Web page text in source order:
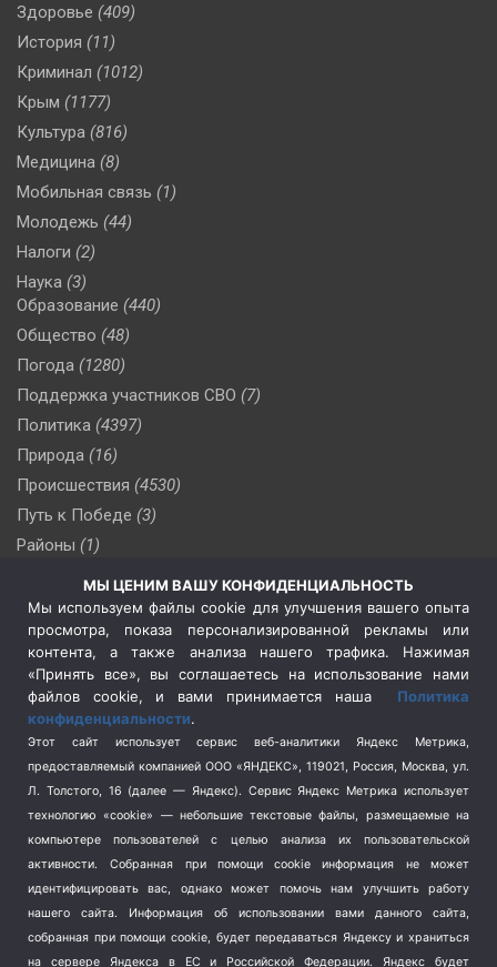
Здоровье (409)
История (11)
Криминал (1012)
Крым (1177)
Культура (816)
Медицина (8)
Мобильная связь (1)
Молодежь (44)
Налоги (2)
Наука (3)
Образование (440)
Общество (48)
Погода (1280)
Поддержка участников СВО (7)
Политика (4397)
Природа (16)
Происшествия (4530)
Путь к Победе (3)
Районы (1)
Сельское хозяйство (3)
Социальная политика
(3)
Спецоперация в Украине
Спецоперация на Украине
(404)
Спорт (740)
Терроризм (1)
Транспорт (262)
Туризм (178)
Флот (76)
Школа и спорт (2)
МЫ ЦЕНИМ ВАШУ КОНФИДЕНЦИАЛЬНОСТЬ
Мы используем файлы cookie для улучшения вашего опыта
просмотра, показа персонализированной рекламы или
контента, а также анализа нашего трафика. Нажимая
«Принять все», вы соглашаетесь на использование нами
файлов cookie, и вами принимается наша Политика
конфиденциальности.
Этот сайт использует сервис веб-аналитики Яндекс Метрика,
предоставляемый компанией ООО «ЯНДЕКС», 119021, Россия, Москва, ул.
Л. Толстого, 16 (далее — Яндекс). Сервис Яндекс Метрика использует
технологию «cookie» — небольшие текстовые файлы, размещаемые на
компьютере пользователей с целью анализа их пользовательской
активности.
Собранная при помощи cookie информация не может
идентифицировать вас, однако может помочь нам улучшить работу
нашего сайта. Информация об использовании вами данного сайта,
собранная при помощи cookie, будет передаваться Яндексу и храниться
на сервере Яндекса в ЕС и Российской Федерации. Яндекс будет